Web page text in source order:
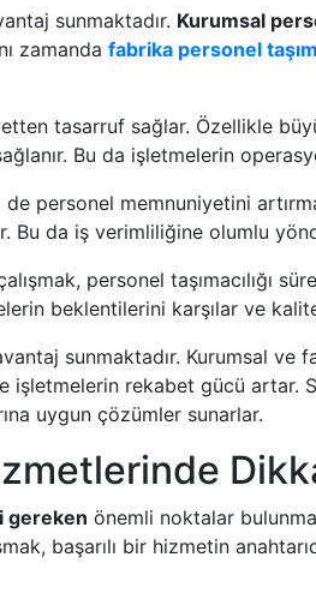
sunmaktadır. Kurumsal
zamanda fabrika personel
tasarruf sağlar. Özellikle
Bu da işletmelerin
personel memnuniyetini
Bu da iş verimliliğine olumlu
personel taşımacılığı
beklentilerini karşılar ve
sunmaktadır. Kurumsal ve
işletmelerin rekabet gücü
uygun çözümler sunarlar.
gereken önemli noktalar
başarılı bir hizmetin